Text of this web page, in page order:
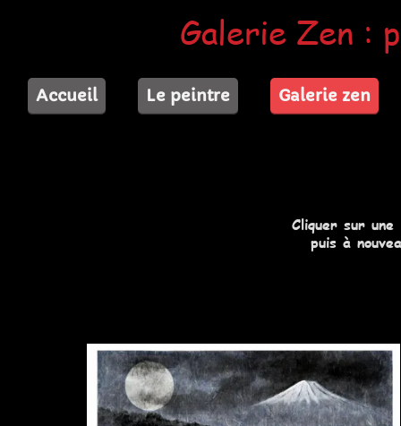
Accueil Le peintre Galerie zen
Galerie Zen :
Cliquer sur
puis à